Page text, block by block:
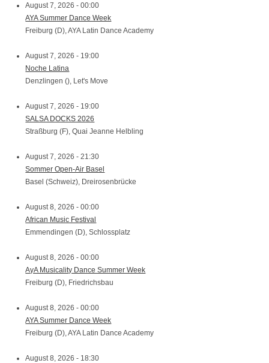
August 7, 2026 - 00:00
AYA Summer Dance Week
Freiburg (D), AYA Latin Dance Academy
August 7, 2026 - 19:00
Noche Latina
Denzlingen (), Let's Move
August 7, 2026 - 19:00
SALSA DOCKS 2026
Straßburg (F), Quai Jeanne Helbling
August 7, 2026 - 21:30
Sommer Open-Air Basel
Basel (Schweiz), Dreirosenbrücke
August 8, 2026 - 00:00
African Music Festival
Emmendingen (D), Schlossplatz
August 8, 2026 - 00:00
AyA Musicality Dance Summer Week
Freiburg (D), Friedrichsbau
August 8, 2026 - 00:00
AYA Summer Dance Week
Freiburg (D), AYA Latin Dance Academy
August 8, 2026 - 18:30